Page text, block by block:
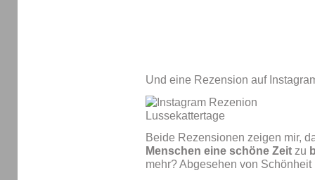
Und eine Rezension auf
Beide Rezensionen zeigen mir,
Menschen eine schöne Zeit zu
mehr? Abgesehen von